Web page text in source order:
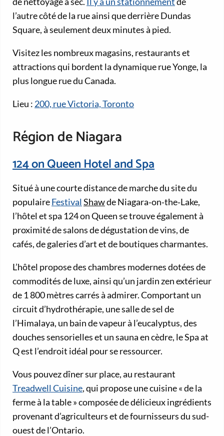
l’autre côté de la rue ainsi que derrière Dundas
Square, à seulement deux minutes à pied.
Visitez les nombreux magasins, restaurants et
attractions qui bordent la dynamique rue Yonge, la
plus longue rue du Canada.
Lieu : 200, rue Victoria, Toronto
Région de Niagara
124 on Queen Hotel and Spa
Situé à une courte distance de marche du site du
populaireFestival Shawde Niagara‑on‑the‑Lake,
l’hôtel et spa 124 on Queen se trouve également à
proximité de salons de dégustation de vins, de
cafés, de galeries d’art et de boutiques charmantes.
L’hôtel propose des chambres modernes dotées de
commodités de luxe, ainsi qu’un jardin zen extérieur
de 1 800 mètres carrés à admirer. Comportant un
circuit d’hydrothérapie, une salle de sel de
l’Himalaya, un bain de vapeur à l’eucalyptus, des
douches sensorielles et un sauna en cèdre, le Spa at
Q est l’endroit idéal pour se ressourcer.
Vous pouvez dîner sur place, au restaurant
Treadwell Cuisine, qui propose une cuisine « de la
ferme à la table » composée de délicieux ingrédients
provenant d’agriculteurs et de fournisseurs du sud-
ouest de l’Ontario.